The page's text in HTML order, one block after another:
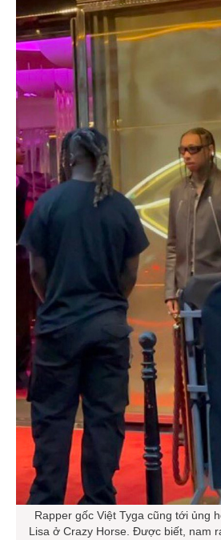
Rapper gốc Việt Tyga cũng tới ủng
Lisa ở Crazy Horse. Được biết, nam